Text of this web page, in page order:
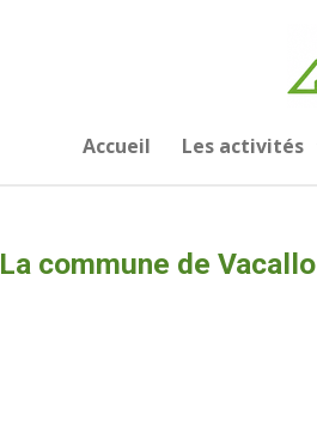
Accueil Les activités
La commune de Vacallo